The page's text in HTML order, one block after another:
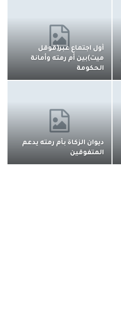
أول اجتماع عبر(قوقل
ميت)بين أم رمته وأمانة
الحكومة
ديوان الزكاة بأم رمته يدعم
المتفوقين